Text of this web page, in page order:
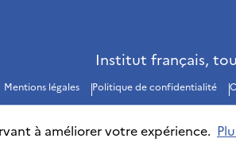
à améliorer votre expérience.
Institut français,
Mentions légales Politique de confidentialité